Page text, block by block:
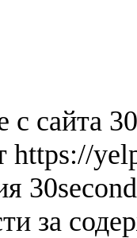
с сайта
https://
за